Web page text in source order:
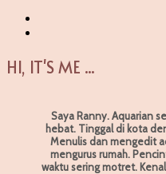
HI, IT'S ME ...
Saya Ranny. Aquarian
hebat. Tinggal di kota
Menulis dan mengedit
mengurus rumah.
waktu sering motret.